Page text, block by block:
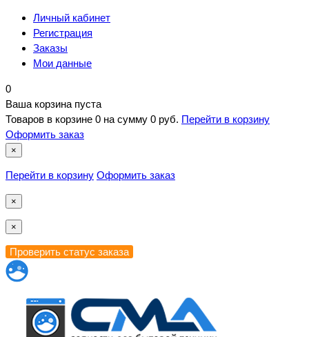
Личный кабинет
Регистрация
Заказы
Мои данные
0
Ваша корзина пуста
Товаров в корзине 0 на сумму 0 руб. Перейти в корзину
Оформить заказ
×
Перейти в корзину Оформить заказ
×
×